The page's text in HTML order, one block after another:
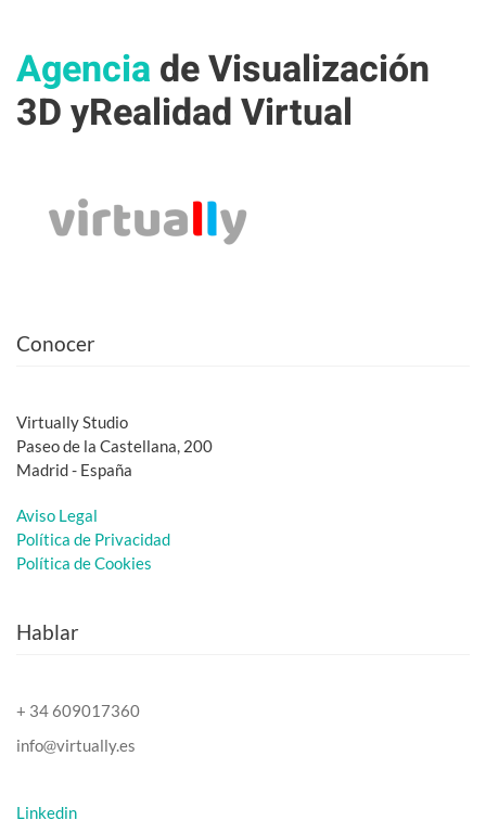
Agencia de Visualización
3D yRealidad Virtual
Conocer
Virtually Studio
Paseo de la Castellana, 200
Madrid - España
Aviso Legal
Política de Privacidad
Política de Cookies
Hablar
+ 34 609017360
info
virtually.es
Linkedin